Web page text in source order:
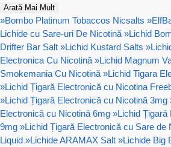
Arată Mai Mult
»Bombo Platinum Tobaccos Nicsalts »
Lichide cu Sare-uri De Nicotină »Lichid
Drifter Bar Salt »Lichid Kustard Salts »
Electronica Cu Nicotină »Lichid Magnum
Smokemania Cu Nicotină »Lichid Tigara
»Lichid Țigară Electronică cu Nicotina
»Lichid Țigară Electronică cu Nicotină 3mg
Electronică cu Nicotină 6mg »Lichid
9mg »Lichid Țigară Electronică cu Sare de
Liquid »Lichide ARAMAX Salt »Lichide Big